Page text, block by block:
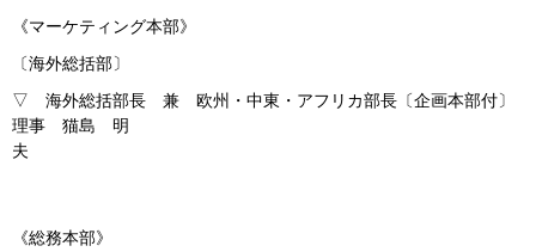
《マーケティング本部》
〔海外総括部〕
▽ 海外総括部長 兼 欧州・中東・アフリカ部長〔企画本部付〕
理事 猫島 明
夫
《総務本部》